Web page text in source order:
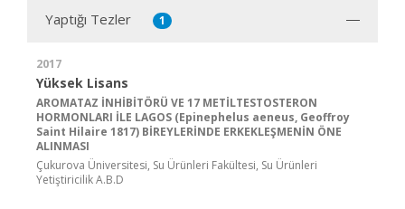
Yaptığı Tezler 1
2017
Yüksek Lisans
AROMATAZ İNHİBİTÖRÜ VE 17 METİLTESTOSTERON
HORMONLARI İLE LAGOS (Epinephelus aeneus, Geoffroy
Saint Hilaire 1817) BİREYLERİNDE ERKEKLEŞMENİN ÖNE
ALINMASI
Çukurova Üniversitesi, Su Ürünleri Fakültesi, Su Ürünleri
Yetiştiricilik A.B.D